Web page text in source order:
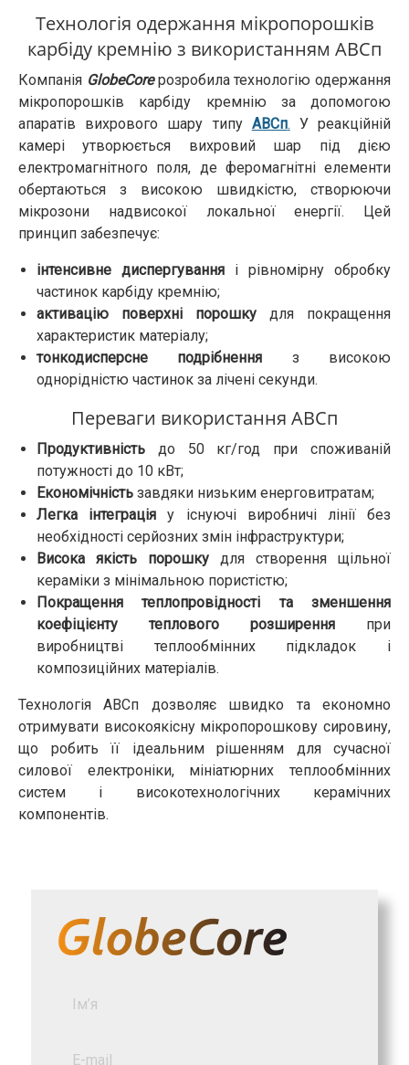
Технологія одержання мікропорошків
карбіду кремнію з використанням АВСп
Компанія GlobeCoreрозробила технологію одержання
мікропорошків карбіду кремнію за допомогою
апаратів вихрового шару типу АВСп. У реакційній
камері утворюється вихровий шар під дією
електромагнітного поля, де феромагнітні елементи
обертаються з високою швидкістю, створюючи
мікрозони надвисокої локальної енергії. Цей
принцип забезпечує:
інтенсивне диспергування і рівномірну обробку
частинок карбіду кремнію;
активацію поверхні порошку для покращення
характеристик матеріалу;
тонкодисперсне подрібнення з високою
однорідністю частинок за лічені секунди.
Переваги використання АВСп
Продуктивність до 50 кг/год при споживаній
потужності до 10 кВт;
Економічність завдяки низьким енерговитратам;
Легка інтеграція у існуючі виробничі лінії без
необхідності серйозних змін інфраструктури;
Висока якість порошку для створення щільної
кераміки з мінімальною пористістю;
Покращення теплопровідності та зменшення
коефіцієнту теплового розширення при
виробництві теплообмінних підкладок і
композиційних матеріалів.
Технологія АВСп дозволяє швидко та економно
отримувати високоякісну мікропорошкову сировину,
що робить її ідеальним рішенням для сучасної
силової електроніки, мініатюрних теплообмінних
систем і високотехнологічних керамічних
компонентів.